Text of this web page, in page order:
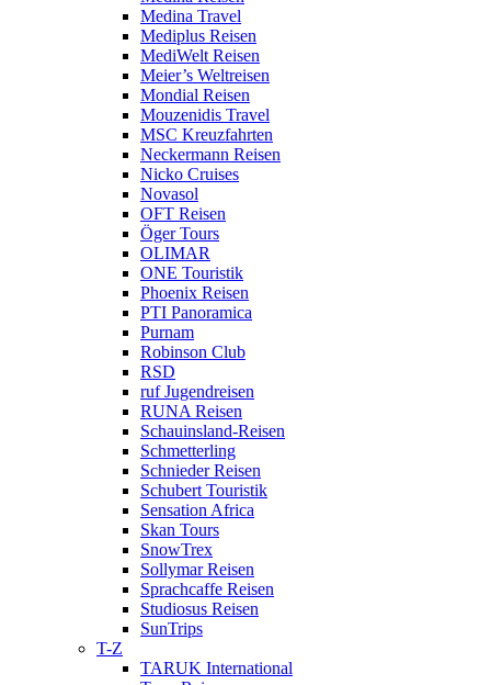
Medina Travel
Mediplus Reisen
MediWelt Reisen
Meier’s Weltreisen
Mondial Reisen
Mouzenidis Travel
MSC Kreuzfahrten
Neckermann Reisen
Nicko Cruises
Novasol
OFT Reisen
Öger Tours
OLIMAR
ONE Touristik
Phoenix Reisen
PTI Panoramica
Purnam
Robinson Club
RSD
ruf Jugendreisen
RUNA Reisen
Schauinsland-Reisen
Schmetterling
Schnieder Reisen
Schubert Touristik
Sensation Africa
Skan Tours
SnowTrex
Sollymar Reisen
Sprachcaffe Reisen
Studiosus Reisen
SunTrips
T-Z
TARUK International